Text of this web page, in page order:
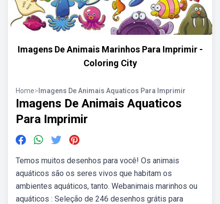
Imagens De Animais Marinhos Para Imprimir -
Coloring City
Home> Imagens De Animais Aquaticos Para Imprimir
Imagens De Animais Aquaticos
Para Imprimir
Temos muitos desenhos para você! Os animais
aquáticos são os seres vivos que habitam os
ambientes aquáticos, tanto. Webanimais marinhos ou
aquáticos : Seleção de 246 desenhos grátis para